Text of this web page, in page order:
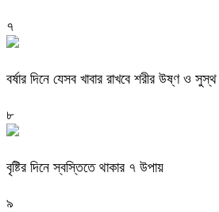
৭
বর্ষার দিনে যেসব খাবার রাখবে শরীর উষ্ণ ও সুস্থ
৮
বৃষ্টির দিনে স্বস্তিতে থাকার ৭ উপায়
৯